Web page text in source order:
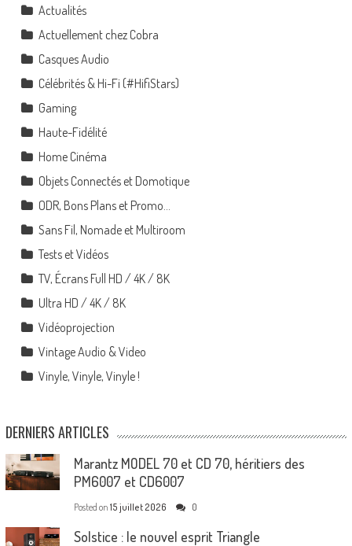
Actualités
Actuellement chez Cobra
Casques Audio
Célébrités & Hi-Fi (#HifiStars)
Gaming
Haute-Fidélité
Home Cinéma
Objets Connectés et Domotique
ODR, Bons Plans et Promo…
Sans Fil, Nomade et Multiroom
Tests et Vidéos
TV, Écrans Full HD / 4K / 8K
Ultra HD / 4K / 8K
Vidéoprojection
Vintage Audio & Video
Vinyle, Vinyle, Vinyle !
DERNIERS ARTICLES
Marantz MODEL 70 et CD 70, héritiers des
PM6007 et CD6007
Posted on 15 juillet 2026 0
Solstice : le nouvel esprit Triangle